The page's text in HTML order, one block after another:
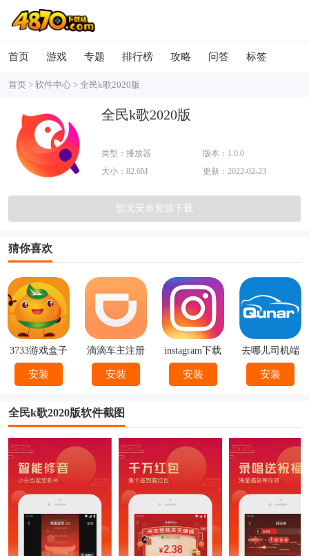
首页 游戏 专题 排行榜 攻略 问答 标签
首页 > 软件中心 > 全民k歌2020版
全民k歌2020版
类型：播放器
版本：1.0.0
大小：82.6M
更新：2022-02-23
暂无安卓资源下载
猜你喜欢
3733游戏盒子
安装
滴滴车主注册
下载
安装
instagram下载
官方
安装
去哪儿司机端
下载安装
安装
全民k歌2020版软件截图